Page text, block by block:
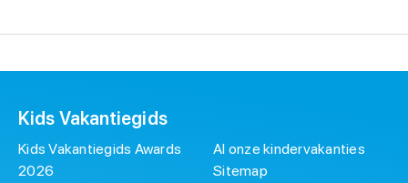
Kids Vakantiegids
Kids Vakantiegids Awards
2026
Al onze kindervakanties
Sitemap